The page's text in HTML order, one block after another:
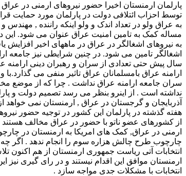
توسط احزاب ائتلافی دولت در پارلمان مورد حمایت
به عراق ولو در تعداد اندک و ولو اینکه راننده ,
مساله کمک به تامین امنیت عراق عنوان می شود.
به نیروهای اشغالگر در عراق در ماههای اخیر افزایش
اشغالگر تامین می شود. در چنین شرایطی نیز جامعه
سال پیش حتی تعدادی از سران و رهبران دینی ارامنه
ارامنه عراق بامسلمانان عراق تاثیر منفی می
سران جامعه ارامنه عراق نداشت . چرا که از موضع
نداشته است . از اینرو بنظر می رسد تصمیم دولت و
آذربایجان و گرجستان در عراق , ارمنستان نمی خواهد
هفته گذشته در پارلمان این کشور در توجیه حضور
از کشورهای عضو ناتو با حضور در عراق مخالف
ارمنی در عراق, کمک های امریکا به ارمنستان در
چارچوب طرح چالش هزاره سوم را انجام ندهد . اگر چه
انتخابات آتی ریاست جمهوری ارمنستان از هم اکنون
ارمنستان موافق این اقدام نیستند و در رای گیری نیز
انتخابات با مشکلات جدی مواجه سازد .